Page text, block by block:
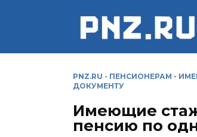
PNZ.RU - ПЕНСИОНЕРАМ -
ДОКУМЕНТУ
Имеющие стаж
пенсию по